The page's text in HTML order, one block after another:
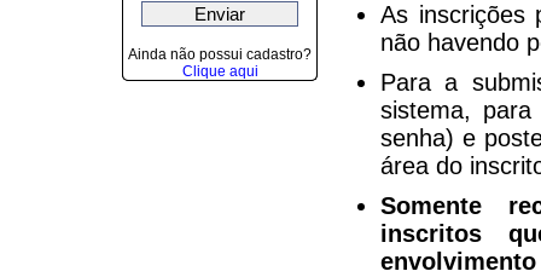
Ainda não possui cadastro?
Clique aqui
As
não havendo
Para a
sistema,
senha) e
área do
Somente
inscritos